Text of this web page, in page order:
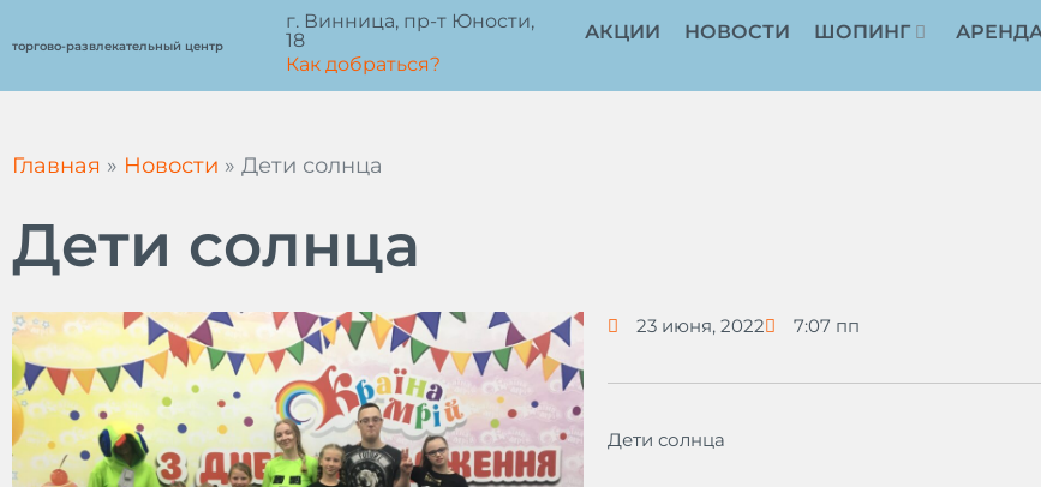
торгово-развлекательный центр
г. Винница, пр-т Юности,
18
Как добраться?
АКЦИИ НОВОСТИ ШОПИНГ
Главная » Новости » Дети солнца
Дети солнца
23 июня, 2022 7:07 пп
Дети солнца